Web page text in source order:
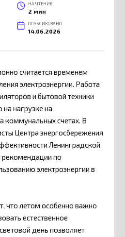
НА ЧТЕНИЕ
2 мин
ОПУБЛИКОВАНО
14.06.2026
считается временем
электроэнергии. Работа
и бытовой техники
на нагрузке на
коммунальных счетах. В
Центра энергосбережения
Ленинградской
рекомендации по
электроэнергии в
что летом особенно важно
естественное
день позволяет